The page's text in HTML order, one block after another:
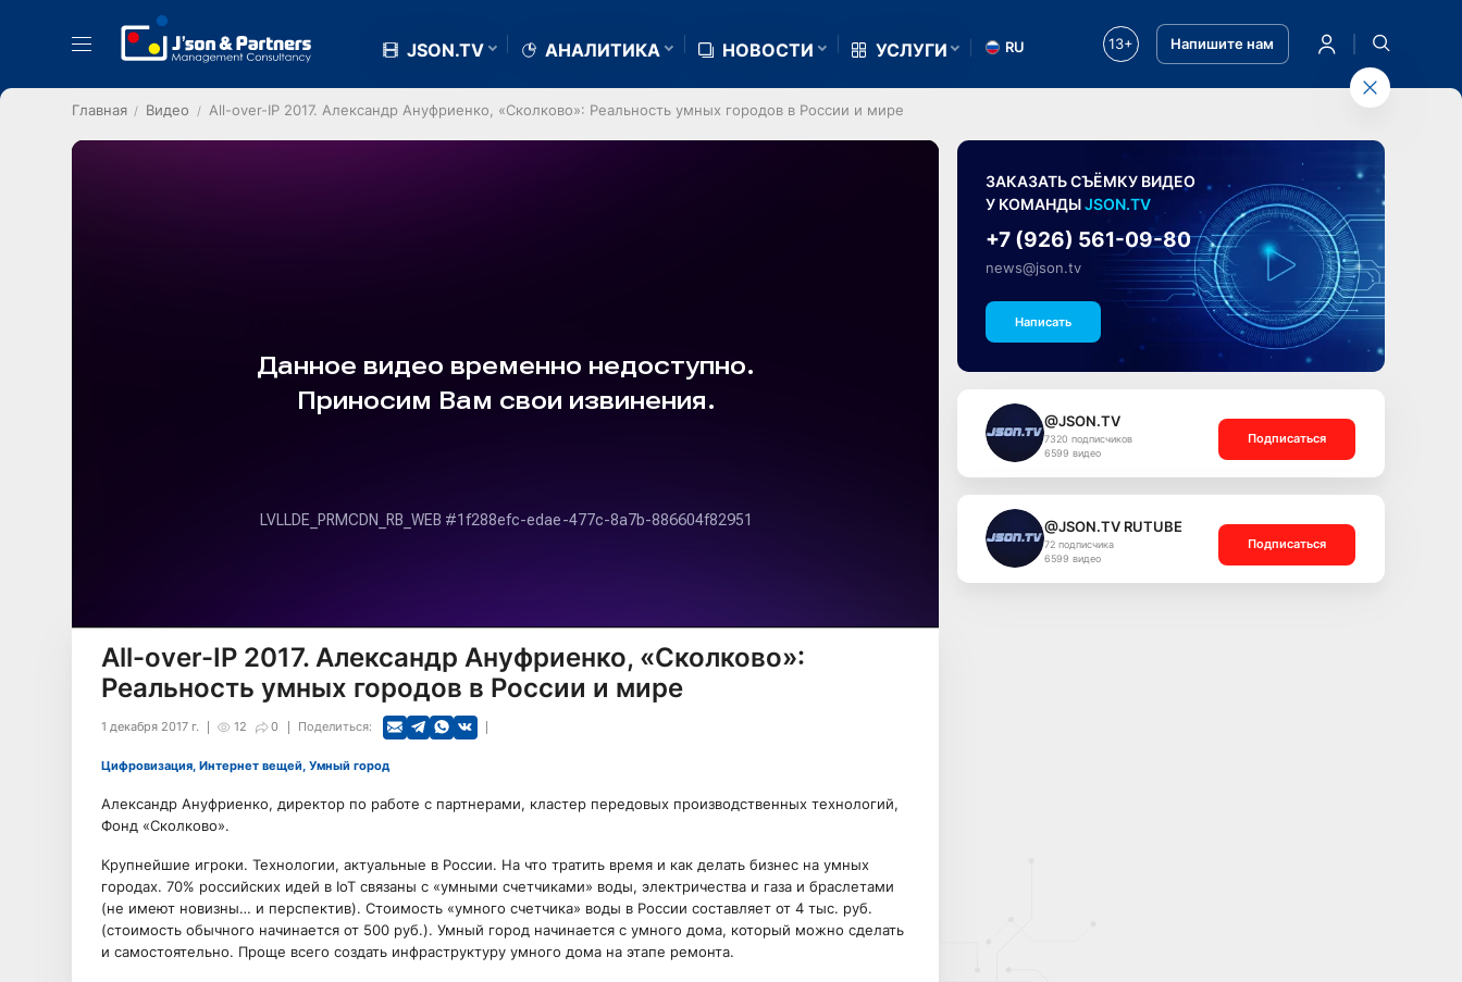
JSON.TV АНАЛИТИКА НОВОСТИ УСЛУГИ RU 13+ Напишите нам
Главная Видео All-over-IP 2017. Александр Ануфриенко, «Сколково»: Реальность умных городов в России и мире
All-over-IP 2017. Александр Ануфриенко, «Сколково»:
Реальность умных городов в России и мире
12 0
1 декабря 2017 г. Поделиться:
Цифровизация, Интернет вещей, Умный город
Александр Ануфриенко, директор по работе с партнерами, кластер передовых производственных технологий,
Фонд «Сколково».
Крупнейшие игроки. Технологии, актуальные в России. На что тратить время и как делать бизнес на умных
городах. 70% российских идей в IoT связаны с «умными счетчиками» воды, электричества и газа и браслетами
(не имеют новизны… и перспектив). Стоимость «умного счетчика» воды в России составляет от 4 тыс. руб.
(стоимость обычного начинается от 500 руб.). Умный город начинается с умного дома, который можно сделать
и самостоятельно. Проще всего создать инфраструктуру умного дома на этапе ремонта.
ЗАКАЗАТЬ СЪЁМКУ ВИДЕО
У КОМАНДЫJSON.TV
+7 (926) 561-09-80
news@json.tv
Написать
@JSON.TV
7320 подписчиков
6599 видео
Подписаться
@JSON.TV RUTUBE
72 подписчика
6599 видео
Подписаться